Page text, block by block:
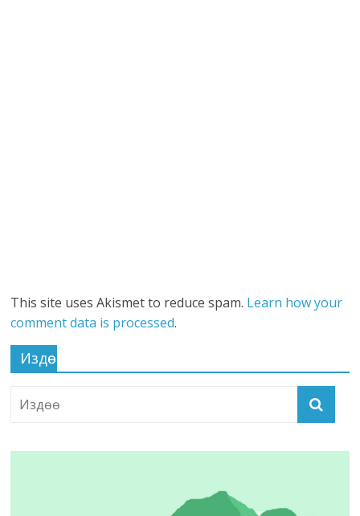
This site uses Akismet to reduce spam. Learn how your
comment data is processed.
Издөө